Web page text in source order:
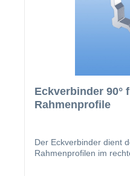
Eckverbinder 90°
Rahmenprofile
Der Eckverbinder dient
Rahmenprofilen im